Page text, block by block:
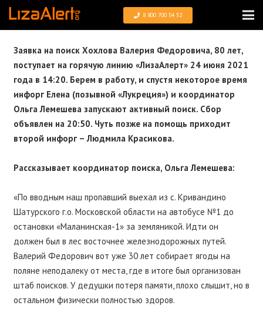
8 800 700 54 52
Заявка на поиск Хохлова Валерия Федоровича, 80 лет,
поступает на горячую линию «ЛизаАлерт»24 июня 2021
года в 14:20. Берем в работу, и спустя некоторое время
инфорг Елена (позывной «Лукреция») и координатор
Ольга Лемешева запускают активный поиск. Сбор
объявлен на 20:50. Чуть позже на помощь приходит
второй инфорг – Людмила Красикова.
Рассказывает координатор поиска, Ольга Лемешева:
«По вводным наш пропавший выехал из с. Кривандино
Шатурского г.о. Московской области на автобусе №1 до
остановки «Маланинская-1» за земляникой. Идти он
должен был в лес восточнее железнодорожных путей.
Валерий Федорович вот уже 30 лет собирает ягоды на
поляне неподалеку от места, где в итоге был организован
штаб поисков. У дедушки потеря памяти, плохо слышит, но в
остальном физически полностью здоров.